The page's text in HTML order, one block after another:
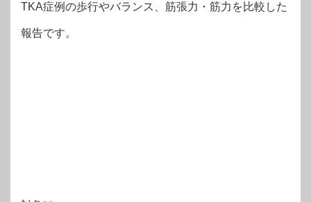
TKA症例の歩行やバランス、筋張力・筋力を比較した
報告です。